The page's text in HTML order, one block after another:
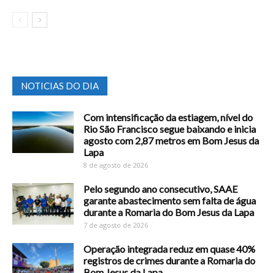
NOTICIAS DO DIA
Com intensificação da estiagem, nível do
Rio São Francisco segue baixando e inicia
agosto com 2,87 metros em Bom Jesus da
Lapa
8 de agosto de 2026
Pelo segundo ano consecutivo, SAAE
garante abastecimento sem falta de água
durante a Romaria do Bom Jesus da Lapa
7 de agosto de 2026
Operação integrada reduz em quase 40%
registros de crimes durante a Romaria do